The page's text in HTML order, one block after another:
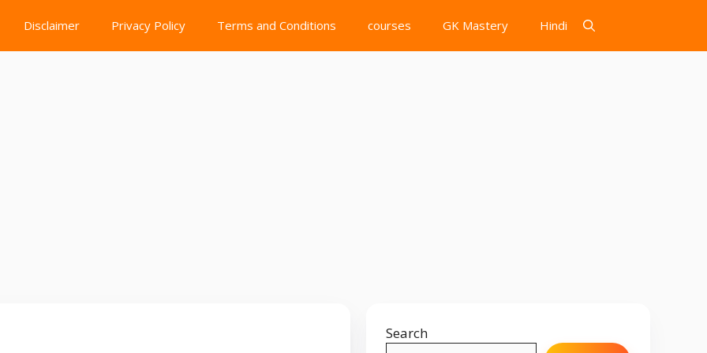
Disclaimer Privacy Policy Terms and Conditions courses GK Mastery Hindi
Search